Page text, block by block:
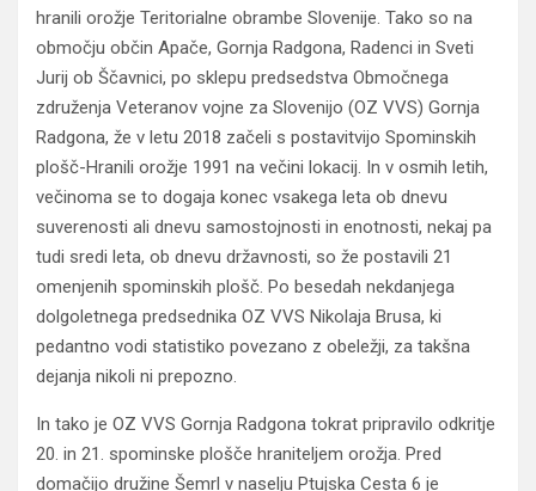
hranili orožje Teritorialne obrambe Slovenije. Tako so na
območju občin Apače, Gornja Radgona, Radenci in Sveti
Jurij ob Ščavnici, po sklepu predsedstva Območnega
združenja Veteranov vojne za Slovenijo (OZ VVS) Gornja
Radgona, že v letu 2018 začeli s postavitvijo Spominskih
plošč-Hranili orožje 1991 na večini lokacij. In v osmih letih,
večinoma se to dogaja konec vsakega leta ob dnevu
suverenosti ali dnevu samostojnosti in enotnosti, nekaj pa
tudi sredi leta, ob dnevu državnosti, so že postavili 21
omenjenih spominskih plošč. Po besedah nekdanjega
dolgoletnega predsednika OZ VVS Nikolaja Brusa, ki
pedantno vodi statistiko povezano z obeležji, za takšna
dejanja nikoli ni prepozno.
In tako je OZ VVS Gornja Radgona tokrat pripravilo odkritje
20. in 21. spominske plošče hraniteljem orožja. Pred
domačijo družine Šemrl v naselju Ptujska Cesta 6 je